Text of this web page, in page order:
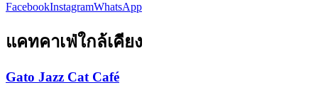
FacebookInstagramWhatsApp
แคทคาเฟ่ใกล้เคียง
Gato Jazz Cat Café